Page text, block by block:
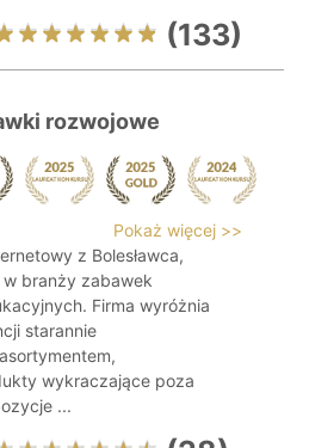
(133)
rozwojowe
Pokaż więcej >>
z Bolesławca,
w branży zabawek
Firma wyróżnia
starannie
wykraczające poza
...